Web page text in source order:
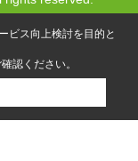
ビス向上検討を目的と
認ください。